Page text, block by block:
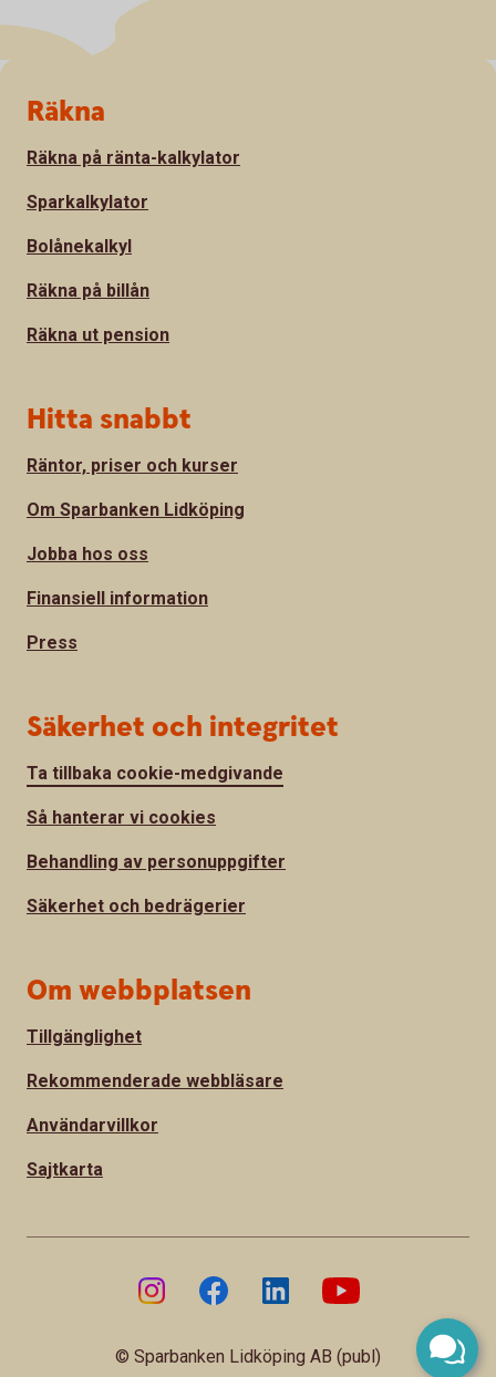
Sidfot
Räkna
Räkna på ränta-kalkylator
Sparkalkylator
Bolånekalkyl
Räkna på billån
Räkna ut pension
Hitta snabbt
Räntor, priser och kurser
Om Sparbanken Lidköping
Jobba hos oss
Finansiell information
Press
Säkerhet och integritet
Ta tillbaka cookie-medgivande
Så hanterar vi cookies
Behandling av personuppgifter
Säkerhet och bedrägerier
Om webbplatsen
Tillgänglighet
Rekommenderade webbläsare
Användarvillkor
Sajtkarta
© Sparbanken Lidköping AB (publ)